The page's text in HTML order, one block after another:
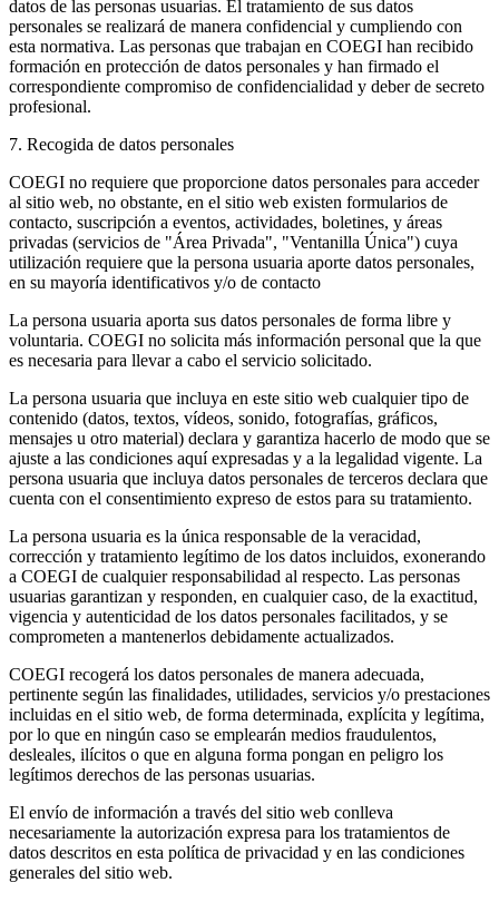
datos de las personas usuarias. El tratamiento de sus datos
personales se realizará de manera confidencial y cumpliendo con
esta normativa. Las personas que trabajan en COEGI han recibido
formación en protección de datos personales y han firmado el
correspondiente compromiso de confidencialidad y deber de secreto
profesional.
7. Recogida de datos personales
COEGI no requiere que proporcione datos personales para acceder
al sitio web, no obstante, en el sitio web existen formularios de
contacto, suscripción a eventos, actividades, boletines, y áreas
privadas (servicios de "Área Privada", "Ventanilla Única") cuya
utilización requiere que la persona usuaria aporte datos personales,
en su mayoría identificativos y/o de contacto
La persona usuaria aporta sus datos personales de forma libre y
voluntaria. COEGI no solicita más información personal que la que
es necesaria para llevar a cabo el servicio solicitado.
La persona usuaria que incluya en este sitio web cualquier tipo de
contenido (datos, textos, vídeos, sonido, fotografías, gráficos,
mensajes u otro material) declara y garantiza hacerlo de modo que se
ajuste a las condiciones aquí expresadas y a la legalidad vigente. La
persona usuaria que incluya datos personales de terceros declara que
cuenta con el consentimiento expreso de estos para su tratamiento.
La persona usuaria es la única responsable de la veracidad,
corrección y tratamiento legítimo de los datos incluidos, exonerando
a COEGI de cualquier responsabilidad al respecto. Las personas
usuarias garantizan y responden, en cualquier caso, de la exactitud,
vigencia y autenticidad de los datos personales facilitados, y se
comprometen a mantenerlos debidamente actualizados.
COEGI recogerá los datos personales de manera adecuada,
pertinente según las finalidades, utilidades, servicios y/o prestaciones
incluidas en el sitio web, de forma determinada, explícita y legítima,
por lo que en ningún caso se emplearán medios fraudulentos,
desleales, ilícitos o que en alguna forma pongan en peligro los
legítimos derechos de las personas usuarias.
El envío de información a través del sitio web conlleva
necesariamente la autorización expresa para los tratamientos de
datos descritos en esta política de privacidad y en las condiciones
generales del sitio web.